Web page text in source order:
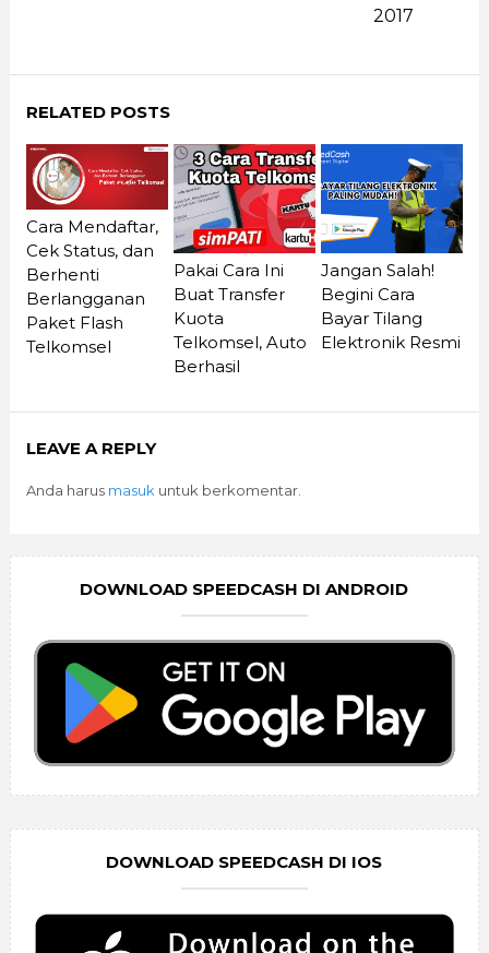
2017
RELATED POSTS
Cara Mendaftar,
Cek Status, dan
Berhenti
Berlangganan
Paket Flash
Telkomsel
Pakai Cara Ini
Buat Transfer
Kuota
Telkomsel, Auto
Berhasil
Jangan Salah!
Begini Cara
Bayar Tilang
Elektronik Resmi
LEAVE A REPLY
Anda harus masukuntuk berkomentar.
DOWNLOAD SPEEDCASH DI ANDROID
DOWNLOAD SPEEDCASH DI IOS